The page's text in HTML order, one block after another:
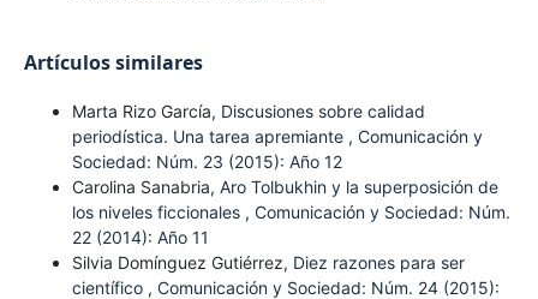
Artículos similares
Marta Rizo García, Discusiones sobre calidad
periodística. Una tarea apremiante , Comunicación y
Sociedad: Núm. 23 (2015): Año 12
Carolina Sanabria, Aro Tolbukhin y la superposición de
los niveles ficcionales , Comunicación y Sociedad: Núm.
22 (2014): Año 11
Silvia Domínguez Gutiérrez, Diez razones para ser
científico , Comunicación y Sociedad: Núm. 24 (2015):